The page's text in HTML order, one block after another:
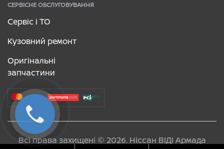
СЕРВІСНЕ ОБСЛУГОВУВАННЯ
Сервіс і ТО
Кузовний ремонт
Оригінальні
запчастини
Всі права захищені © 2026. Ніссан ВІДІ Армада